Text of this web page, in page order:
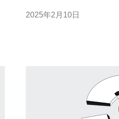
一个明智的选择。 香港CN2线路的稳定性是其最大的优势
2025年2月10日